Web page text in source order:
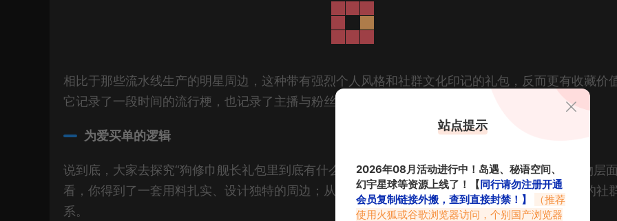
相比于那些流水线生产的明星周边，这种带有强烈个人风格和社群文化印记的礼包，反而更有收藏价值
它记录了一段时间的流行梗，也记录了主播与粉丝共同经历的某个直播阶段。
为爱买单的逻辑
说到底，大家去探究“狗修巾舰长礼包里到底有什么”，本质上是在探究这份投入是否值得。从实物层面
看，你得到了一套用料扎实、设计独特的周边；从精神层面看，你获得了一种身份认同和更紧密的社
系。
站点提示
2026年08月活动进行中！岛遇、秘语空间、
幻宇星球等资源上线了！【同行请勿注册开通
会员复制链接外搬，查到直接封禁！】
（推荐
使用火狐或谷歌浏览器访问，个别国产浏览器